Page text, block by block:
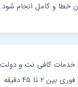
خطا و کامل انجام شود.
2 تا 45 دقیقه